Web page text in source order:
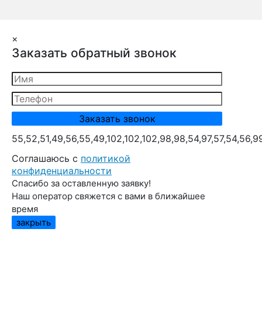
×
Заказать обратный звонок
Cоглашаюсь с политикой
конфиденциальности
Спасибо за оставленную заявку!
Наш оператор свяжется с вами в ближайшее
время
закрыть